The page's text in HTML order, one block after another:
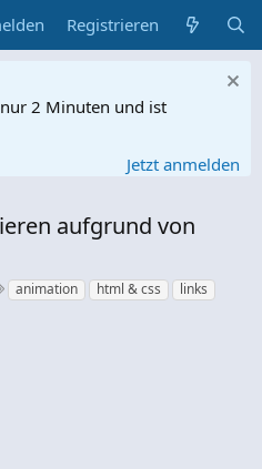
Registrieren
2 Minuten und ist
Jetzt anmelden
aufgrund von
S
c
animation html & css links